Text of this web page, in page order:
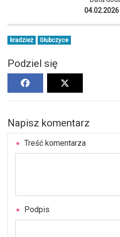
04.02.2026
kradzież Głubczyce
Podziel się
Napisz komentarz
Treść komentarza
Podpis